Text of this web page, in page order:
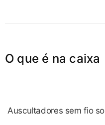
O que é na caixa
Auscultadores sem fio